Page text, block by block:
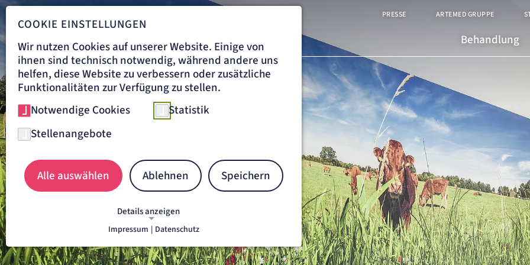
Behandlung
PRESSE ARTEMED GRUPPE
COOKIE EINSTELLUNGEN
Wir nutzen Cookies auf unserer Website. Einige von
ihnen sind technisch notwendig, während andere uns
helfen, diese Website zu verbessern oder zusätzliche
Funktionalitäten zur Verfügung zu stellen.
Notwendige Cookies
Statistik
Stellenangebote
Alle auswählen Ablehnen Speichern
Details anzeigen
Notwendige Cookies ermöglichen grundlegende
Funktionen und sind für die einwandfreie Funktion
Impressum | Datenschutz